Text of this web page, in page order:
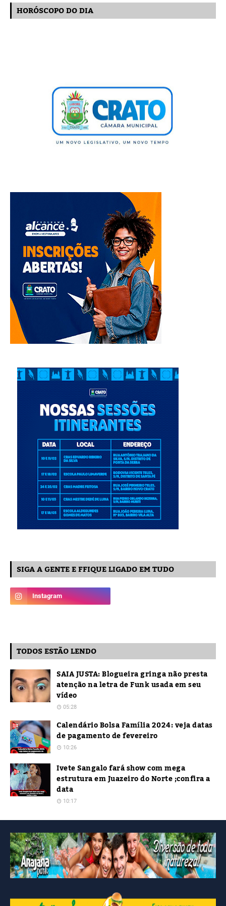
HORÓSCOPO DO DIA
SIGA A GENTE E FFIQUE LIGADO EM TUDO
TODOS ESTÃO LENDO
SAIA JUSTA: Blogueira gringa não presta
atenção na letra de Funk usada em seu
vídeo
05:28
Calendário Bolsa Família 2024: veja datas
de pagamento de fevereiro
10:26
Ivete Sangalo fará show com mega
estrutura em Juazeiro do Norte ;confira a
data
10:17